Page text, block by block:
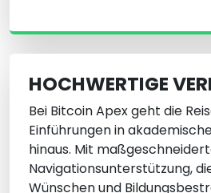
HOCHWERTIGE
Bei Bitcoin Apex geht die
Einführungen in
hinaus. Mit
Navigationsunterstützung,
Wünschen und